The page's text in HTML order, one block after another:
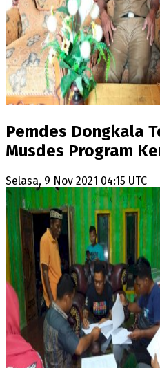
Pemdes Dongkala
Musdes Program
Selasa, 9 Nov 2021 04:15 UTC